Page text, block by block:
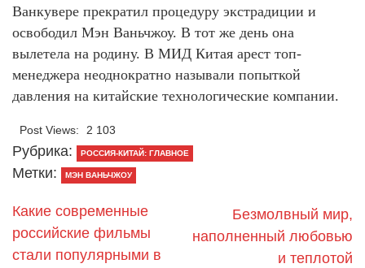
Ванкувере прекратил процедуру экстрадиции и
освободил Мэн Ваньчжоу. В тот же день она
вылетела на родину. В МИД Китая арест топ-
менеджера неоднократно называли попыткой
давления на китайские технологические компании.
Post Views: 2 103
Рубрика: РОССИЯ-КИТАЙ: ГЛАВНОЕ
Метки: МЭН ВАНЬЧЖОУ
Какие современные
российские фильмы
стали популярными в
​Безмолвный мир,
наполненный любовью
и теплотой